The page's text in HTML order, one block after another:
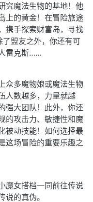
究魔法生物的基地！他
上的黄金！在冒险旅途
携手探索财富岛，寻找
盟友之外，你还有可
雷克斯……
众多魔物娘或魔法生物
人数越多，力量就越
强大团队！此外，你还
的攻击力、敏捷性和魔
被动技能！如何选择最
这场冒险的重要乐趣之
魔女搭档一同前往传说
的真伪。